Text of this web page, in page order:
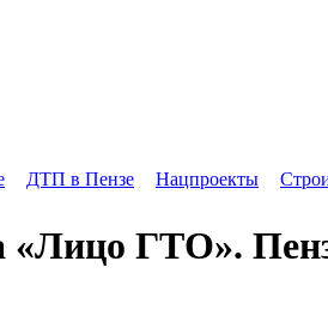
ДТП в Пензе Нацпроекты
«Лицо ГТО».